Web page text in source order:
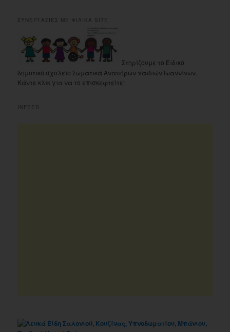
ΣΥΝΕΡΓΑΣΙΕΣ ΜΕ ΦΙΛΙΚΑ SITE
Στηρίζουμε το Ειδικό
δημοτικό σχολείο Σωματικά Αναπήρων παιδιών Ιωαννίνων.
Κάντε κλικ για να το επισκεφτείτε!
INFEED